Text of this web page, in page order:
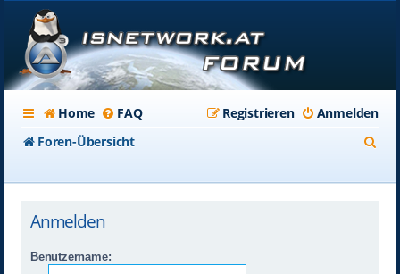
Home FAQ Anmelden
Registrieren
Foren-Übersicht
Anmelden
Benutzername: